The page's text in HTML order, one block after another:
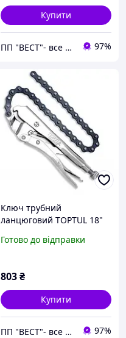
Купити
ПП "ВЕСТ"- все для зварки, спецодяг та взуття, пожежна безпека, покрівельні матеріали. 97%
Ключ трубний
ланцюговий TOPTUL 18"
Готово до відправки
803₴
Купити
ПП "ВЕСТ"- все для зварки, спецодяг та взуття, пожежна безпека, покрівельні матеріали. 97%